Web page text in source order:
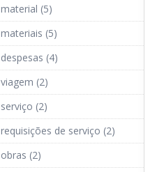
material (5)
materiais (5)
despesas (4)
viagem (2)
serviço (2)
requisições de serviço (2)
obras (2)